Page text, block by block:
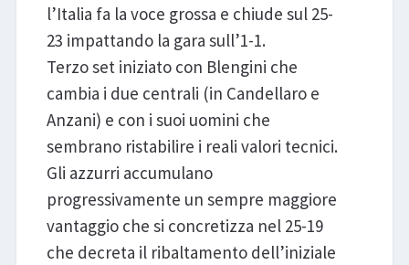
l’Italia fa la voce grossa e chiude sul 25-
23 impattando la gara sull’1-1.
Terzo set iniziato con Blengini che
cambia i due centrali (in Candellaro e
Anzani) e con i suoi uomini che
sembrano ristabilire i reali valori tecnici.
Gli azzurri accumulano
progressivamente un sempre maggiore
vantaggio che si concretizza nel 25-19
che decreta il ribaltamento dell’iniziale